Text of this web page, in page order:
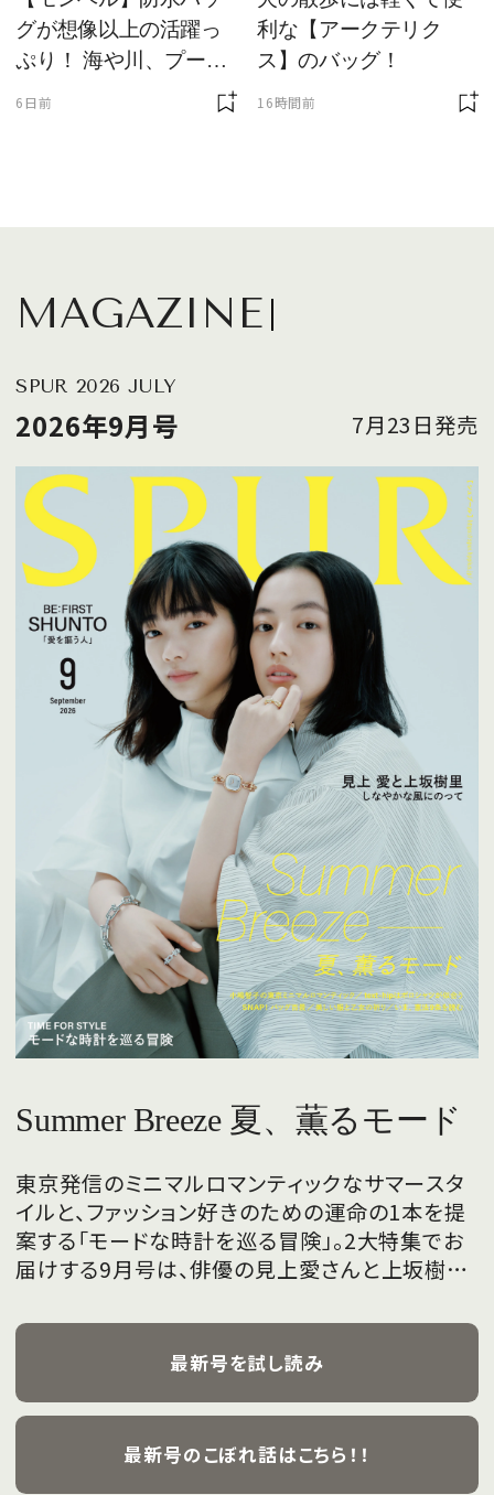
グが想像以上の活躍っ
ぷり！ 海や川、プール
6日前
利な【アークテリク
ス】のバッグ！
16時間前
MAGAZINE
SPUR 2026 JULY
2026年9月号 7月23日発売
Summer Breeze 夏、薫るモード
東京発信のミニマルロマンティックなサマースタ
イルと、ファッション好きのための運命の1本を提
案する「モードな時計を巡る冒険」。2大特集でお
届けする9月号は、俳優の見上愛さんと上坂樹里
飾ります。
最新号を試し読み
最新号のこぼれ話はこちら！！